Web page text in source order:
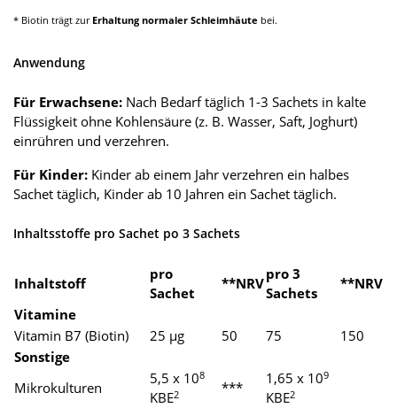
* Biotin trägt zur Erhaltung normaler Schleimhäute bei.
Anwendung
Für Erwachsene: Nach Bedarf täglich 1-3 Sachets in kalte
Flüssigkeit ohne Kohlensäure (z. B. Wasser, Saft, Joghurt)
einrühren und verzehren.
Für Kinder: Kinder ab einem Jahr verzehren ein halbes
Sachet täglich, Kinder ab 10 Jahren ein Sachet täglich.
Inhaltsstoffe pro Sachet po 3 Sachets
Inhaltstoff
pro
Sachet
**NRV
pro 3
Sachets
**NRV
Vitamine
Vitamin B7 (Biotin)
25 µg 50 75
150
Sonstige
Mikrokulturen
5,5 x 108
KBE2 ***
1,65 x 109
KBE2